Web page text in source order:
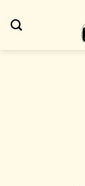
Inhalt